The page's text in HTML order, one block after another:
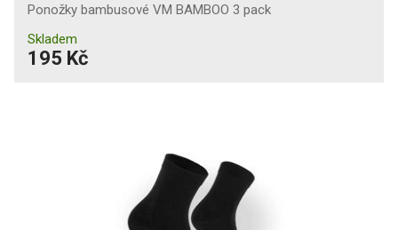
Ponožky bambusové VM BAMBOO 3 pack
Skladem
195 Kč